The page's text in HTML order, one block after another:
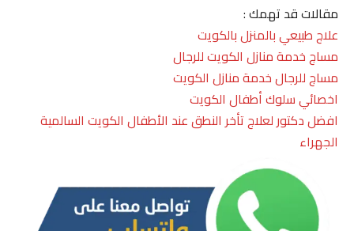
مقالات قد تهمك :
علاج طبيعي بالمنزل بالكويت
مساج خدمة منازل الكويت للرجال
مساج للرجال خدمة منازل الكويت
اخصائي سلوك أطفال الكويت
افضل دكتور لعلاج تأخر النطق عند الأطفال الكويت السالمية
الجهراء